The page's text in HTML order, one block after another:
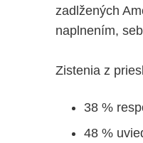
zadlžených
naplnením,
Zistenia z
38 %
48 %